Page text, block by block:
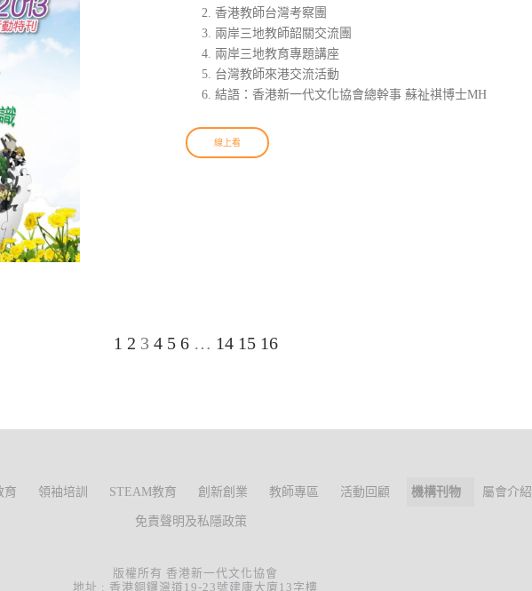
香港教師台灣考察團
兩岸三地教師韶關交流團
兩岸三地教育專題講座
台灣教師來港交流活動
結語：香港新一代文化協會總幹事 蘇祉祺博士MH
線上看
1 2 3 4 5 6 … 14 15 16
育 領袖培訓 STEAM教育 創新創業 教師專區 活動回顧 機構刊物 屬會介紹
免責聲明及私隱政策
版權所有 香港新一代文化協會
地址 : 香港銅鑼灣道19-23號建康大廈13字樓